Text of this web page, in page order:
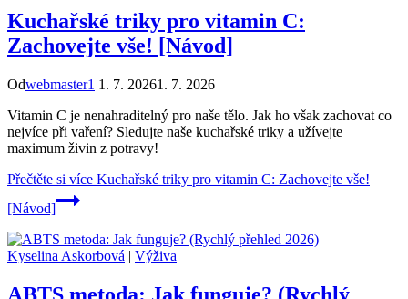
Kuchařské triky pro vitamin C:
Zachovejte vše! [Návod]
Odwebmaster1 1. 7. 20261. 7. 2026
Vitamin C je nenahraditelný pro naše tělo. Jak ho však zachovat co
nejvíce při vaření? Sledujte naše kuchařské triky a užívejte
maximum živin z potravy!
Přečtěte si více Kuchařské triky pro vitamin C: Zachovejte vše!
[Návod]
Kyselina Askorbová | Výživa